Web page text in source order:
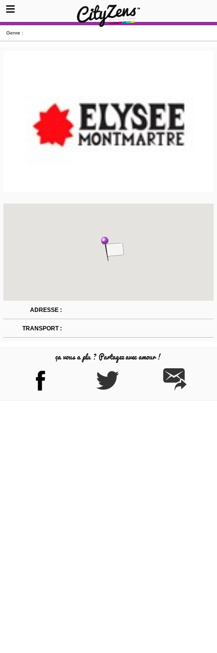
Genre :
ADRESSE :
TRANSPORT :
ça vous a plu ? Partagez avec amour !